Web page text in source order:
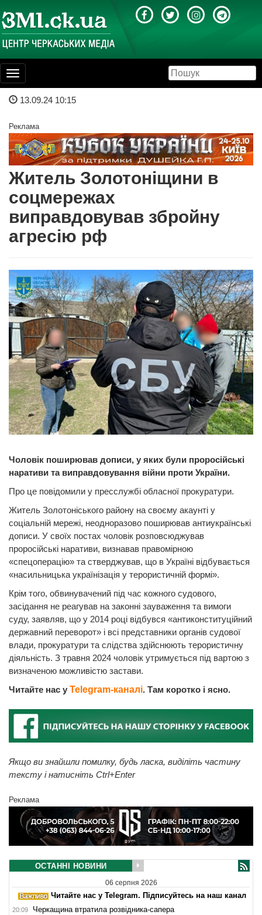
Toggle
navigation
13.09.24 10:15
Реклама
Житель Золотоніщини в
соцмережах
виправдовував збройну
агресію рф
Чоловік поширював дописи, у яких були проросійські
наративи та виправдовування війни проти України.
Про це повідомили у пресслужбі обласної прокуратури.
Житель Золотоніського району на своєму акаунті у
соціальній мережі, неодноразово поширював антиукраїнські
дописи. У своїх постах чоловік розповсюджував
проросійські наративи, визнавав правомірною
«спецоперацію» та стверджував, що в Україні відбувається
«насильницька українізація у терористичній формі».
Крім того, обвинувачений під час кожного судового,
засідання не реагував на законні зауваження та вимоги
суду, заявляв, що у 2014 році відбувся «антиконституційний
державний переворот» і всі представники органів судової
влади, прокуратури та слідства здійснюють терористичну
діяльність. З травня 2024 чоловік утримується під вартою з
визначеною можливістю застави.
Читайте нас у Telegram-каналі. Там коротко і ясно.
Якщо ви знайшли помилку, будь ласка, виділіть частину
тексту і натисніть Ctrl+Enter
Реклама
ОСТАННІ НОВИНИ
06 серпня 2026
Читайте нас у Telegram. Підписуйтесь на наш канал
20:09 Черкащина втратила розвідника-сапера